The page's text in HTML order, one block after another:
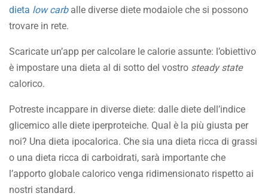
dieta low carb alle diverse diete modaiole che si possono
trovare in rete.
Scaricate un’app per calcolare le calorie assunte: l’obiettivo
è impostare una dieta al di sotto del vostro steady state
calorico.
Potreste incappare in diverse diete: dalle diete dell’indice
glicemico alle diete iperproteiche. Qual è la più giusta per
noi? Una dieta ipocalorica. Che sia una dieta ricca di grassi
o una dieta ricca di carboidrati, sarà importante che
l’apporto globale calorico venga ridimensionato rispetto ai
nostri standard.